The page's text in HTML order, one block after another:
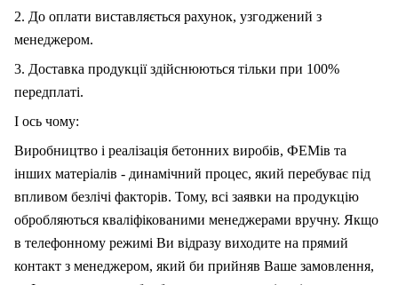
2. До оплати виставляється рахунок, узгоджений з
менеджером.
3. Доставка продукції здійснюються тільки при 100%
передплаті.
І ось чому:
Виробництво і реалізація бетонних виробів, ФЕМів та
інших матеріалів - динамічний процес, який перебуває під
впливом безлічі факторів. Тому, всі заявки на продукцію
обробляються кваліфікованими менеджерами вручну. Якщо
в телефонному режимі Ви відразу виходите на прямий
контакт з менеджером, який би прийняв Ваше замовлення,